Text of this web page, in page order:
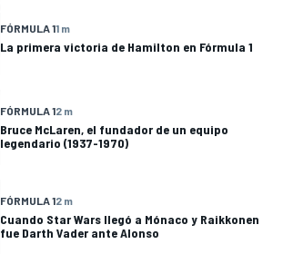
FÓRMULA 11 m
La primera victoria de Hamilton en Fórmula 1
FÓRMULA 12 m
Bruce McLaren, el fundador de un equipo
legendario (1937-1970)
FÓRMULA 12 m
Cuando Star Wars llegó a Mónaco y Raikkonen
fue Darth Vader ante Alonso